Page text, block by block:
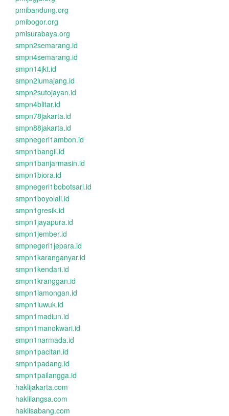
pmibandung.org
pmibogor.org
pmisurabaya.org
smpn2semarang.id
smpn4semarang.id
smpn14jkt.id
smpn2lumajang.id
smpn2sutojayan.id
smpn4blitar.id
smpn78jakarta.id
smpn88jakarta.id
smpnegeri1ambon.id
smpn1bangil.id
smpn1banjarmasin.id
smpn1biora.id
smpnegeri1bobotsari.id
smpn1boyolali.id
smpn1gresik.id
smpn1jayapura.id
smpn1jember.id
smpnegeri1jepara.id
smpn1karanganyar.id
smpn1kendari.id
smpn1kranggan.id
smpn1lamongan.id
smpn1luwuk.id
smpn1madiun.id
smpn1manokwari.id
smpn1narmada.id
smpn1pacitan.id
smpn1padang.id
smpn1pailangga.id
haklijakarta.com
haklilangsa.com
haklisabang.com